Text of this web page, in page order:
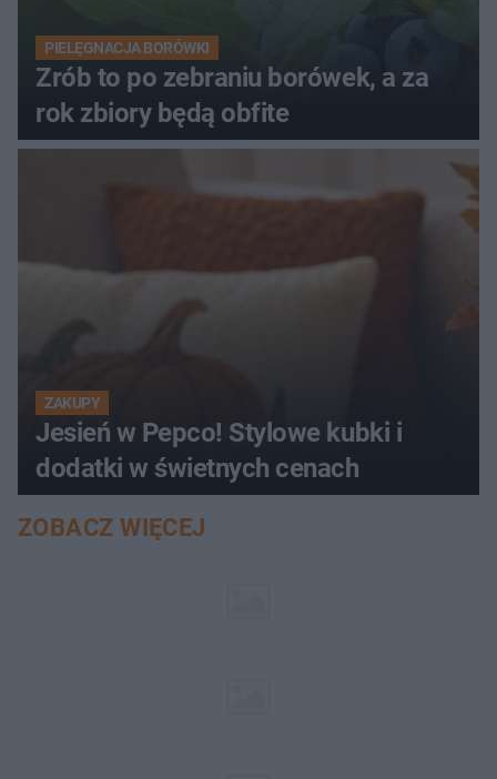
PIELĘGNACJA BORÓWKI
Zrób to po zebraniu borówek, a za
rok zbiory będą obfite
ZAKUPY
Jesień w Pepco! Stylowe kubki i
dodatki w świetnych cenach
ZOBACZ WIĘCEJ